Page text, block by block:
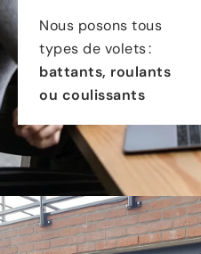
Nous posons tous
types de volets :
battants, roulants
ou coulissants